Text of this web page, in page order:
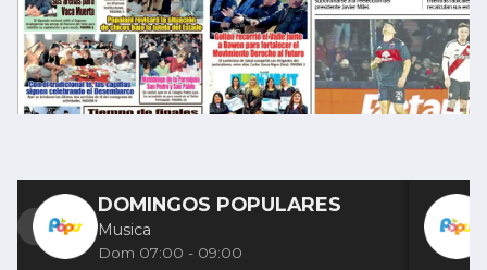
‹
DOMINGOS POPULARES
Musica
Dom 07:00 - 09:00
›